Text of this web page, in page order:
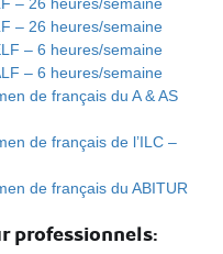
– 26 heures/semaine
– 26 heures/semaine
– 6 heures/semaine
– 6 heures/semaine
de français du A & AS
de français de l’ILC –
de français du ABITUR
professionnels: